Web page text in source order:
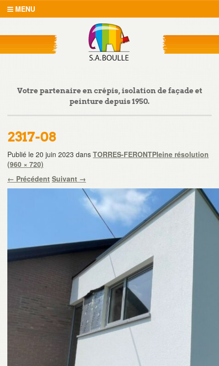
MENU
Votre partenaire en crépis, isolation de façade et
peinture depuis 1950.
2317-08
Publié le 20 juin 2023 dans TORRES-FERONTPleine résolution
(960 × 720)
← Précédent Suivant →